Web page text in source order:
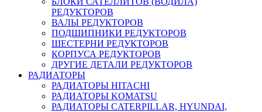
РЕДУКТОРОВ
ВАЛЫ РЕДУКТОРОВ
ПОДШИПНИКИ РЕДУКТОРОВ
ШЕСТЕРНИ РЕДУКТОРОВ
КОРПУСА РЕДУКТОРОВ
ДРУГИЕ ДЕТАЛИ РЕДУКТОРОВ
РАДИАТОРЫ
РАДИАТОРЫ HITACHI
РАДИАТОРЫ KOMATSU
РАДИАТОРЫ CATERPILLAR, HYUNDAI,